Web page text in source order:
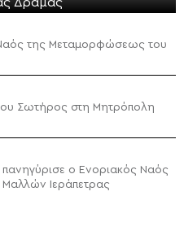
Ναός της Μεταμορφώσεως του
Σωτήρος στη Μητρόπολη
πανηγύρισε ο Ενοριακός Ναός
Ιεράπετρας